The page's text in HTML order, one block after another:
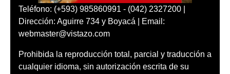
Teléfono: (+593) 985860991 - (042) 2327200 |
Dirección: Aguirre 734 y Boyacá | Email:
webmaster@vistazo.com
Prohibida la reproducción total, parcial y traducción a
cualquier idioma, sin autorización escrita de su